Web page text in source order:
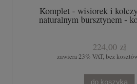
Komplet - wisiorek i
naturalnym bursztynem -
224,00 zł
zawiera 23% VAT, bez
do koszyka